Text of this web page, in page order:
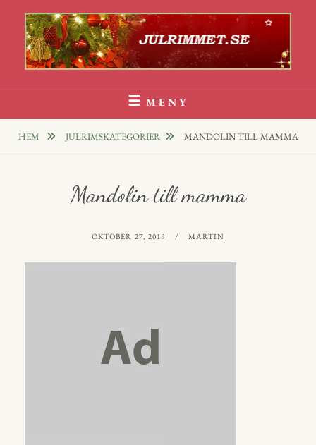
innehåll
Julrim Och Julklappsrim
MENY
HEM JULRIMSKATEGORIER MANDOLIN TILL MAMMA
Mandolin till mamma
PUBLICERAT
OKTOBER 27, 2019 AV
MARTIN